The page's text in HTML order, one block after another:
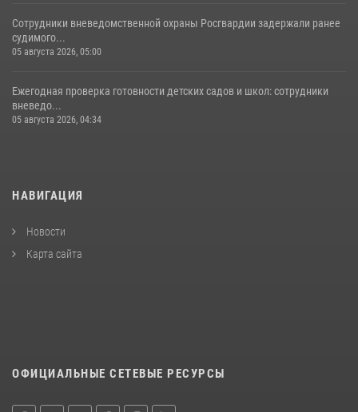
Сотрудники вневедомственной охраны Росгвардии задержали ранее
судимого...
05 августа 2026, 05:00
Ежегодная проверка готовности детских садов и школ: сотрудники
вневедо...
05 августа 2026, 04:34
НАВИГАЦИЯ
Новости
Карта сайта
ОФИЦИАЛЬНЫЕ СЕТЕВЫЕ РЕСУРСЫ